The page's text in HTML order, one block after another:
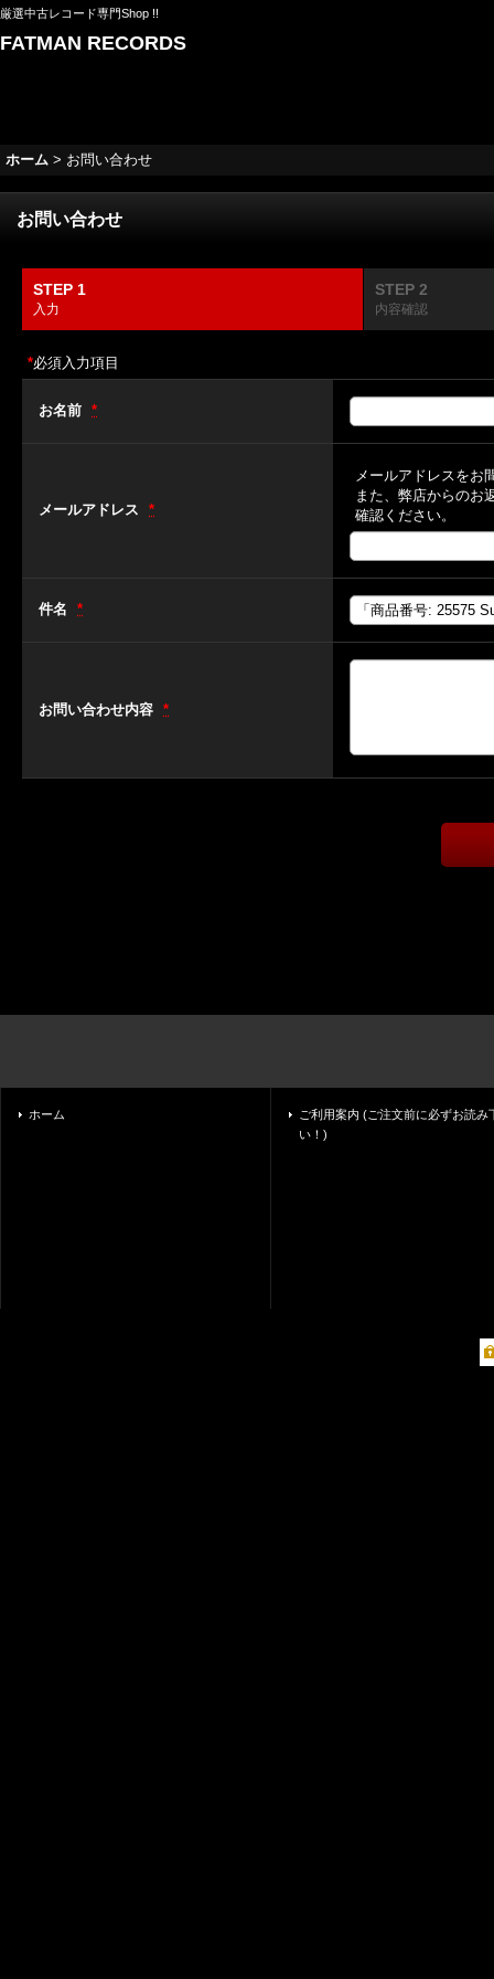
厳選中古レコード専門Shop !!
FATMAN RECORDS
ホーム > お問い合わせ
お問い合わせ
STEP 1
入力
STEP 2
内容確認
*必須入力項目
お名前 *
メールアドレス *
メールアドレスをお
また、弊店からのお
確認ください。
件名 *
お問い合わせ内容 *
ホーム
ご利用案内 (ご注文前に必ずお読み
い！)